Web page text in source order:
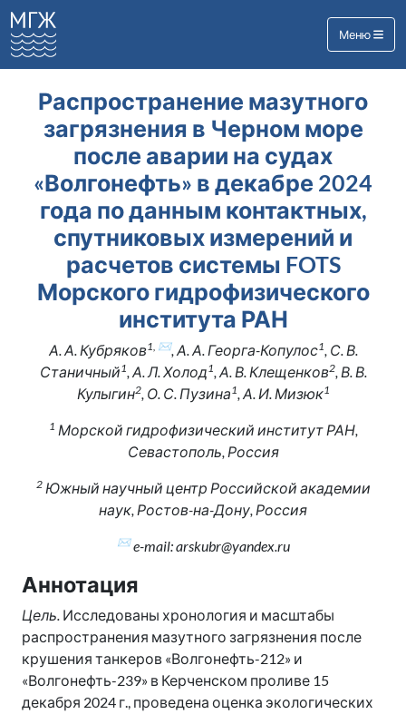
Меню
Распространение мазутного
загрязнения в Черном море
после аварии на судах
«Волгонефть» в декабре 2024
года по данным контактных,
спутниковых измерений и
расчетов системы FOTS
Морского гидрофизического
института РАН
А. А. Кубряков1, ✉, А. А. Георга-Копулос1, С. В.
Станичный1, А. Л. Холод1, А. В. Клещенков2, В. В.
Кулыгин2, О. С. Пузина1, А. И. Мизюк1
1 Морской гидрофизический институт РАН,
Севастополь, Россия
2Южный научный центр Российской академии
наук, Ростов-на-Дону, Россия
✉e-mail: arskubr@yandex.ru
Аннотация
Цель. Исследованы хронология и масштабы
распространения мазутного загрязнения после
крушения танкеров «Волгонефть-212» и
«Волгонефть-239» в Керченском проливе 15
декабря 2024 г., проведена оценка экологических